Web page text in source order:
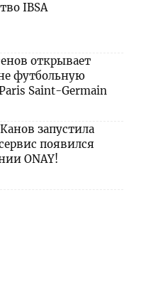
IBSA
открывает
футбольную
Saint-Germain
запустила
появился
ONAY!